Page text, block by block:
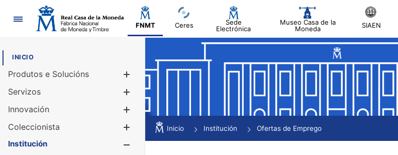
Navegación
FNMT Ceres
Sede
Electrónica
Museo Casa de la
Moneda
SIAEN
INICIO
Produtos e Solucións
Mostrar/Ocultar
Servizos
Innovación
Coleccionista
Mostrar/Ocultar
Institución
Inicio Institución Ofertas de Emprego